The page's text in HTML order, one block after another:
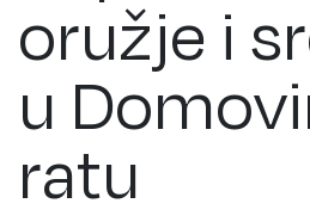
oružje i
u
ratu